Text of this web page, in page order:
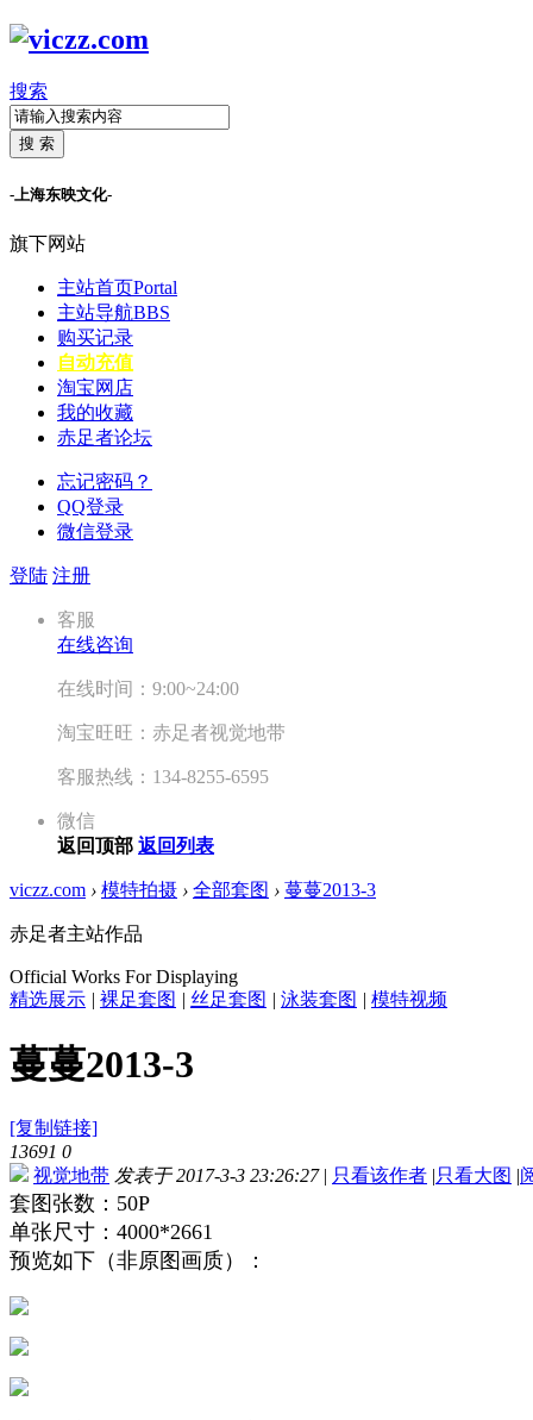
搜索
搜 索
-上海东映文化-
旗下网站
主站首页Portal
主站导航BBS
购买记录
自动充值
淘宝网店
我的收藏
赤足者论坛
忘记密码？
QQ登录
微信登录
登陆 注册
客服
在线咨询
在线时间：9:00~24:00
淘宝旺旺：赤足者视觉地带
客服热线：134-8255-6595
微信
返回顶部 返回列表
viczz.com › 模特拍摄 › 全部套图 › 蔓蔓2013-3
赤足者主站作品
Official Works For Displaying
精选展示 | 裸足套图 | 丝足套图 | 泳装套图 | 模特视频
蔓蔓2013-3
[复制链接]
13691 0
视觉地带 发表于 2017-3-3 23:26:27 | 只看该作者 |只看大图 |
套图张数：50P
单张尺寸：4000*2661
预览如下（非原图画质）：